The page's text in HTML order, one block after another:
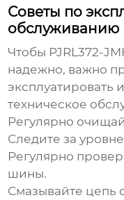
Советы по
обслуживанию
Чтобы PJRL372-
надежно, важно
эксплуатировать
техническое
Регулярно
Следите за
Регулярно
шины.
Смазывайте цепь